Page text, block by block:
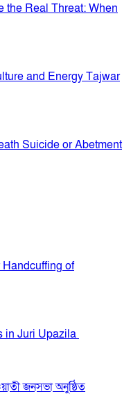
the Real Threat: When
and Energy Tajwar
Suicide or Abetment
of
in Juri Upazila
জনসভা অনুষ্ঠিত